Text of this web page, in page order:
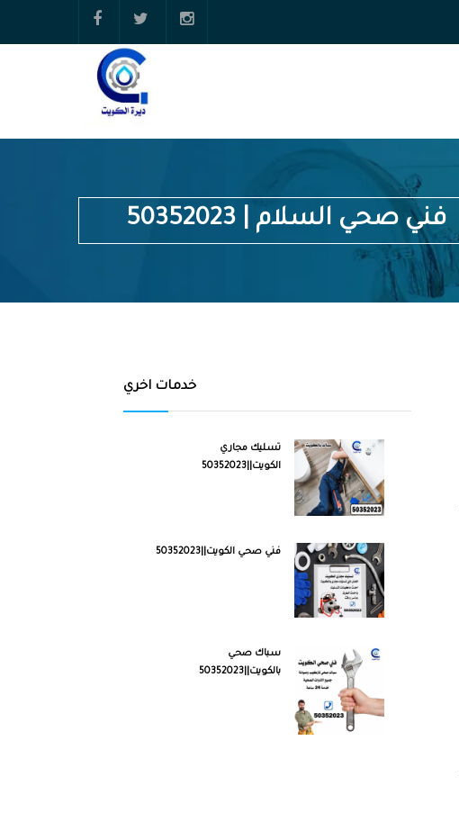
فني صحي السلام | 50352023
خدمات اخري
تسليك مجاري
الكويت||50352023
فني صحي الكويت||50352023
سباك صحي
بالكويت||50352023